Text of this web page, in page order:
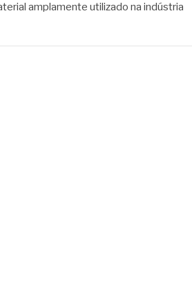
amplamente utilizado na indústria